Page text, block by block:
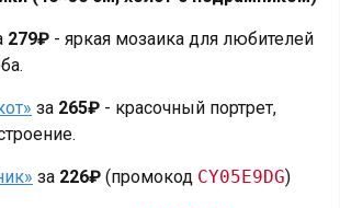
279₽ - яркая мозаика для любителей
за 265₽ - красочный портрет,
за 226₽ (промокод CY05E9DG)